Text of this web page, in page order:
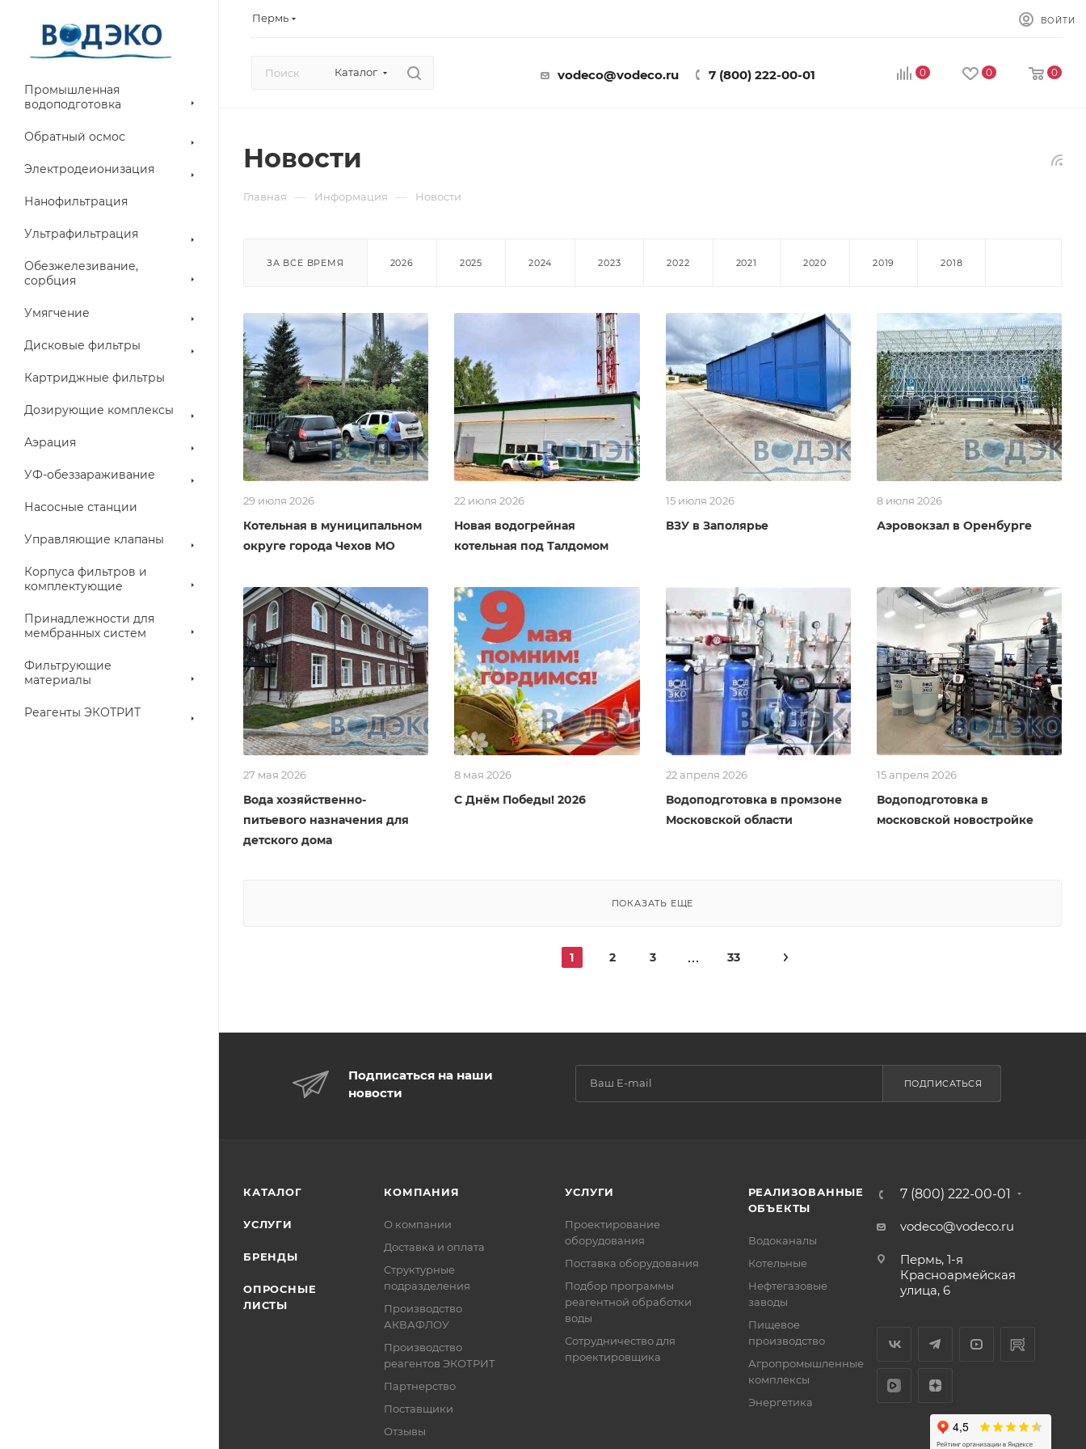
Пермь ВОЙТИ
Каталог vodeco@vodeco.ru 7 (800) 222-00-01 0 0 0
Промышленная
водоподготовка
Обратный осмос
Электродеионизация
Нанофильтрация
Ультрафильтрация
Обезжелезивание,
сорбция
Умягчение
Дисковые фильтры
Картриджные фильтры
Дозирующие комплексы
Аэрация
УФ-обеззараживание
Насосные станции
Управляющие клапаны
Корпуса фильтров и
комплектующие
Принадлежности для
мембранных систем
Фильтрующие
материалы
Реагенты ЭКОТРИТ
Новости
Главная — Информация — Новости
ЗА ВСЕ ВРЕМЯ 2026 2025 2024 2023 2022 2021 2020 2019 2018
29 июля 2026
Котельная в муниципальном
округе города Чехов МО
22 июля 2026
Новая водогрейная
котельная под Талдомом
15 июля 2026
ВЗУ в Заполярье
8 июля 2026
Аэровокзал в Оренбурге
27 мая 2026
Вода хозяйственно-
питьевого назначения для
детского дома
8 мая 2026
С Днём Победы! 2026
22 апреля 2026
Водоподготовка в промзоне
Московской области
15 апреля 2026
Водоподготовка в
московской новостройке
ПОКАЗАТЬ ЕЩЕ
1 2 3 33
Подписаться на наши
новости
ПОДПИСАТЬСЯ
КАТАЛОГ
УСЛУГИ
БРЕНДЫ
ОПРОСНЫЕ
ЛИСТЫ
КОМПАНИЯ
О компании
Доставка и оплата
Структурные
подразделения
Производство
АКВАФЛОУ
Производство
реагентов ЭКОТРИТ
Партнерство
Поставщики
Отзывы
УСЛУГИ
Проектирование
оборудования
Поставка оборудования
Подбор программы
реагентной обработки
воды
Сотрудничество для
проектировщика
РЕАЛИЗОВАННЫЕ
ОБЪЕКТЫ
Водоканалы
Котельные
Нефтегазовые
заводы
Пищевое
производство
Агропромышленные
комплексы
Энергетика
7 (800) 222-00-01
vodeco@vodeco.ru
Пермь, 1-я
Красноармейская
улица, 6